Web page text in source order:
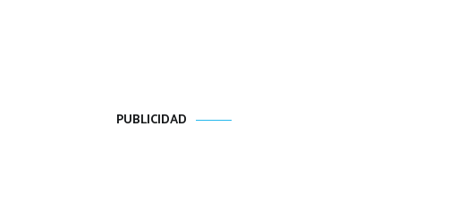
PUBLICIDAD